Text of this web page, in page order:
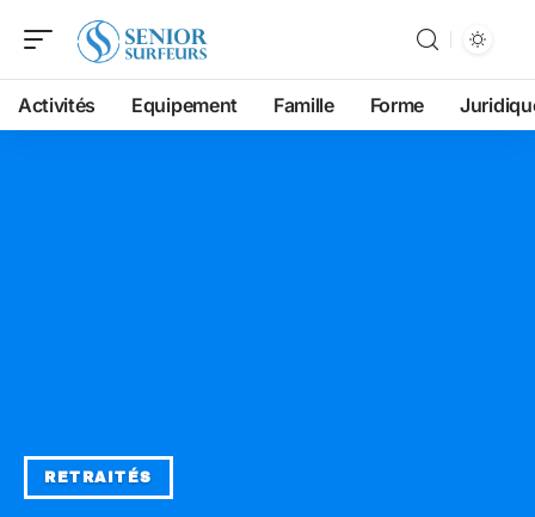
Activités Equipement Famille Forme
RETRAITÉS